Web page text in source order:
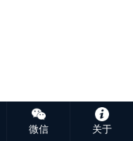
微信 关于